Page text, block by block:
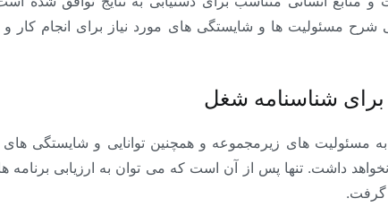
شرح مسئولیت ها و شایستگی های مورد نیاز برای انجام
برای شناسنامه شغل
های زیرمجموعه و همچنین توانایی و شایستگی های
داشت. تنها پس از آن است که می توان به ارزیابی
گرفت.